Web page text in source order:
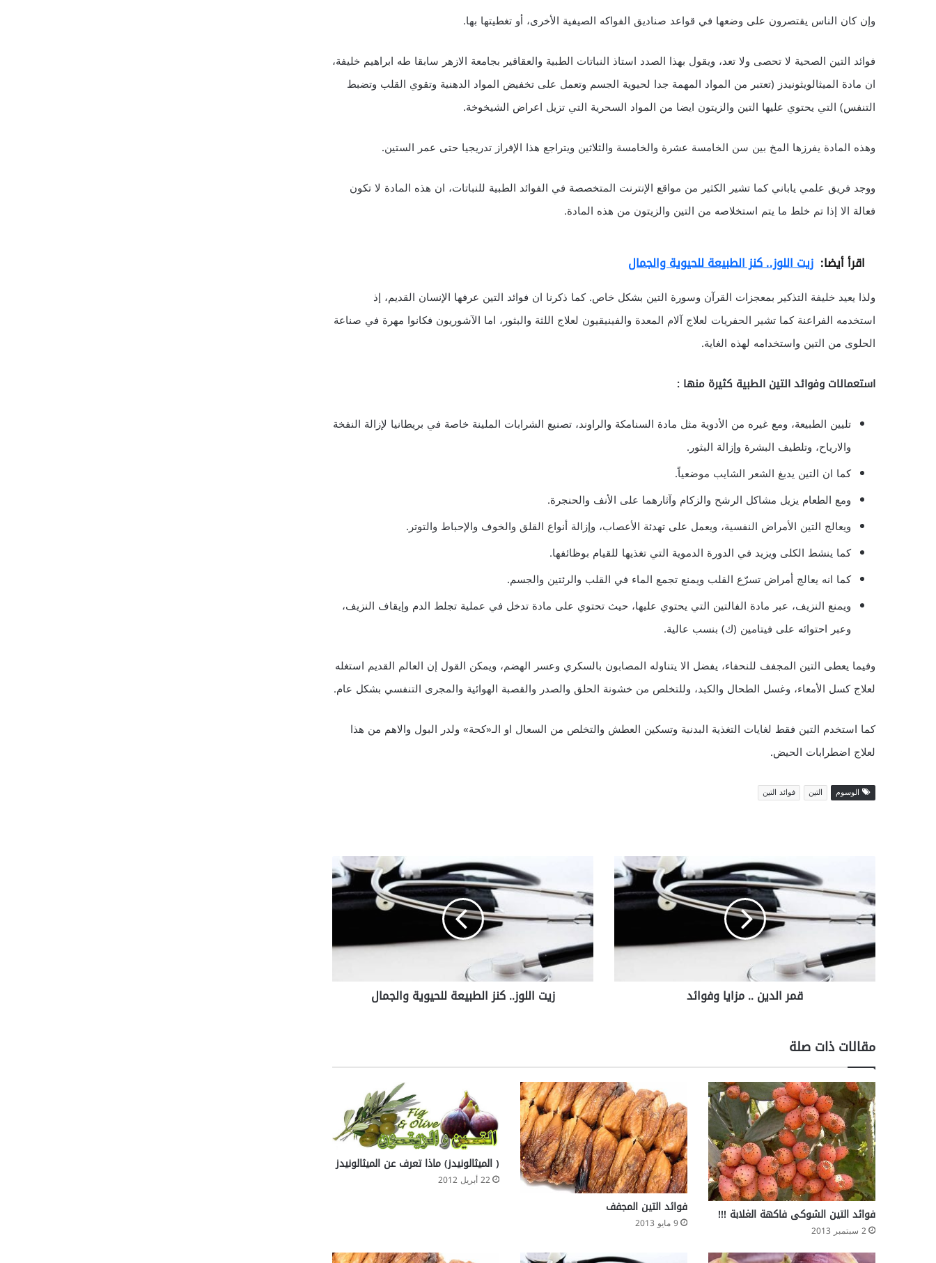
وإن كان الناس يقتصرون على وضعها في قواعد صناديق الفواكه الصيفية الأخرى، أو تغطيتها بها.
فوائد التين الصحية لا تحصى ولا تعد، ويقول بهذا الصدد استاذ النباتات الطبية والعقاقير بجامعة الازهر سابقا طه ابراهيم خليفة،
ان مادة الميثالويثونيدز (تعتبر من المواد المهمة جدا لحيوية الجسم وتعمل على تخفيض المواد الدهنية وتقوي القلب وتضبط
التنفس) التي يحتوي عليها التين والزيتون ايضا من المواد السحرية التي تزيل اعراض الشيخوخة.
وهذه المادة يفرزها المخ بين سن الخامسة عشرة والخامسة والثلاثين ويتراجع هذا الإفراز تدريجيا حتى عمر الستين.
ووجد فريق علمي ياباني كما تشير الكثير من مواقع الإنترنت المتخصصة في الفوائد الطبية للنباتات، ان هذه المادة لا تكون
فعالة الا إذا تم خلط ما يتم استخلاصه من التين والزيتون من هذه المادة.
اقرأ أيضا: زيت اللوز.. كنز الطبيعة للحيوية والجمال
ولذا يعيد خليفة التذكير بمعجزات القرآن وسورة التين بشكل خاص. كما ذكرنا ان فوائد التين عرفها الإنسان القديم، إذ
استخدمه الفراعنة كما تشير الحفريات لعلاج آلام المعدة والفينيقيون لعلاج اللثة والبثور، اما الآشوريون فكانوا مهرة في صناعة
الحلوى من التين واستخدامه لهذه الغاية.
استعمالات وفوائد التين الطبية كثيرة منها :
تليين الطبيعة، ومع غيره من الأدوية مثل مادة السنامكة والراوند، تصنيع الشرابات الملينة خاصة في بريطانيا لإزالة النفخة
والارياح، وتلطيف البشرة وإزالة البثور.
كما ان التين يدبغ الشعر الشايب موضعياً.
ومع الطعام يزيل مشاكل الرشح والزكام وآثارهما على الأنف والحنجرة.
ويعالج التين الأمراض النفسية، ويعمل على تهدئة الأعصاب، وإزالة أنواع القلق والخوف والإحباط والتوتر.
كما ينشط الكلى ويزيد في الدورة الدموية التي تغذيها للقيام بوظائفها.
كما انه يعالج أمراض تسرّع القلب ويمنع تجمع الماء في القلب والرئتين والجسم.
ويمنع النزيف، عبر مادة الفالتين التي يحتوي عليها، حيث تحتوي على مادة تدخل في عملية تجلط الدم وإيقاف النزيف،
وعبر احتوائه على فيتامين (ك) بنسب عالية.
وفيما يعطى التين المجفف للنحفاء، يفضل الا يتناوله المصابون بالسكري وعسر الهضم، ويمكن القول إن العالم القديم استغله
لعلاج كسل الأمعاء، وغسل الطحال والكبد، وللتخلص من خشونة الحلق والصدر والقصبة الهوائية والمجرى التنفسي بشكل عام.
كما استخدم التين فقط لغايات التغذية البدنية وتسكين العطش والتخلص من السعال او الـ«كحة» ولدر البول والاهم من هذا
لعلاج اضطرابات الحيض.
الوسوم التين فوائد التين
ر
ا
ل
ي
.
ي
ا
و
ف
و
ا
ئ
د
قمر الدين .. مزايا وفوائد
ت
ا
ل
و
.
ل
ط
ب
ي
ع
ة
ل
ل
ح
و
زيت اللوز.. كنز الطبيعة للحيوية والجمال
مقالات ذات صلة
فوائد التين الشوكى فاكهة الغلابة !!!
2 سبتمبر 2013
فوائد التين المجفف
9 مايو 2013
( الميثالونيدز) ماذا تعرف عن الميثالونيدز
22 أبريل 2012